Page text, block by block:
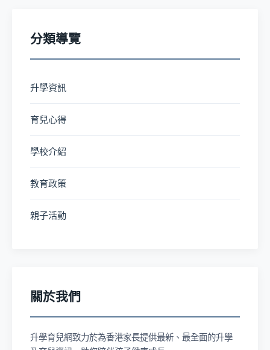
分類導覽
升學資訊
育兒心得
學校介紹
教育政策
親子活動
關於我們
升學育兒網致力於為香港家長提供最新、最全面的升學